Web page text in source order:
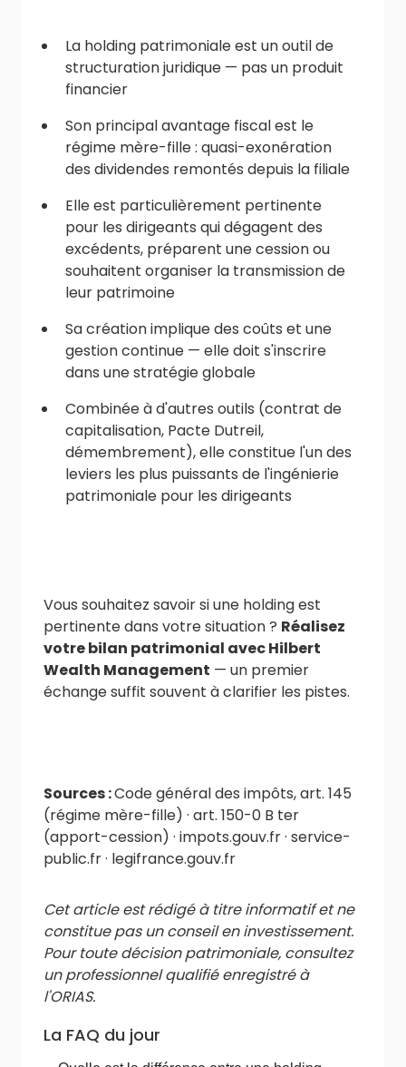
La holding patrimoniale est un outil de
structuration juridique — pas un produit
financier
Son principal avantage fiscal est le
régime mère-fille : quasi-exonération
des dividendes remontés depuis la filiale
Elle est particulièrement pertinente
pour les dirigeants qui dégagent des
excédents, préparent une cession ou
souhaitent organiser la transmission de
leur patrimoine
Sa création implique des coûts et une
gestion continue — elle doit s'inscrire
dans une stratégie globale
Combinée à d'autres outils (contrat de
capitalisation, Pacte Dutreil,
démembrement), elle constitue l'un des
leviers les plus puissants de l'ingénierie
patrimoniale pour les dirigeants
Vous souhaitez savoir si une holding est
pertinente dans votre situation ? Réalisez
votre bilan patrimonial avec Hilbert
Wealth Management — un premier
échange suffit souvent à clarifier les pistes.
Sources :Code général des impôts, art. 145
(régime mère-fille) · art. 150-0 B ter
(apport-cession) · impots.gouv.fr · service-
public.fr · legifrance.gouv.fr
Cet article est rédigé à titre informatif et ne
constitue pas un conseil en investissement.
Pour toute décision patrimoniale, consultez
un professionnel qualifié enregistré à
l'ORIAS.
La FAQ du jour